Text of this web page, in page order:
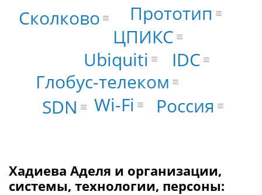
Ubiquiti
ЦПИКС
Глобус-телеком
Сколково Прототип
SDN Wi-Fi Россия
IDC
Хадиева Аделя и организации,
системы, технологии, персоны: